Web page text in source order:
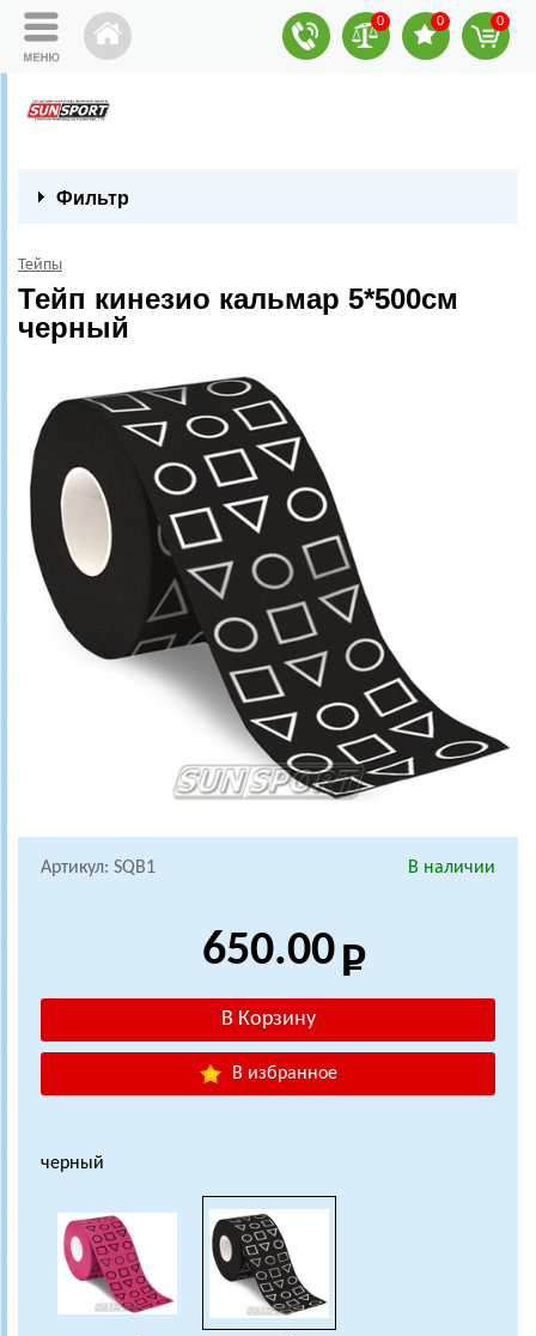
0 0 0
Фильтр
Тейпы
Тейп кинезио кальмар 5*500см
черный
Артикул: SQB1 В наличии
650.00
В избранное
черный